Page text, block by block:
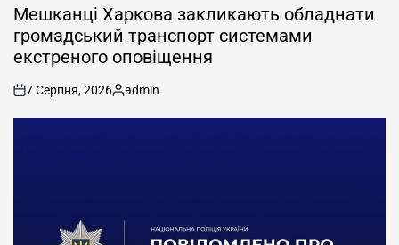
УМешканці Харкова закликають обладнати
громадський транспорт системами
екстреного оповіщення
on
7 Серпня, 2026
Опубліковано
admin